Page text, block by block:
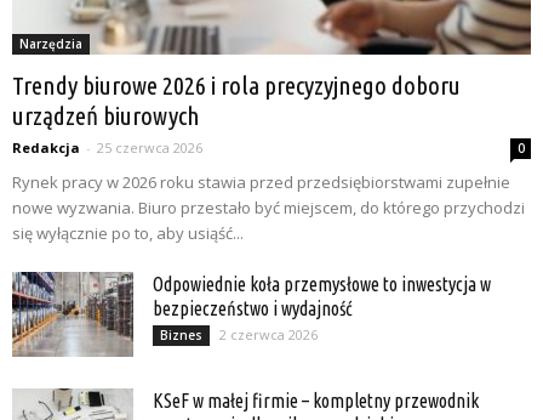
Narzędzia
Trendy biurowe 2026 i rola precyzyjnego doboru
urządzeń biurowych
Redakcja - 25 czerwca 2026 0
Rynek pracy w 2026 roku stawia przed przedsiębiorstwami zupełnie
nowe wyzwania. Biuro przestało być miejscem, do którego przychodzi
się wyłącznie po to, aby usiąść...
Odpowiednie koła przemysłowe to inwestycja w
bezpieczeństwo i wydajność
Biznes 2 czerwca 2026
KSeF w małej firmie – kompletny przewodnik